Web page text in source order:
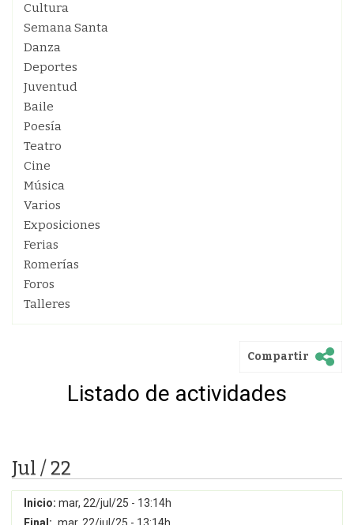
Cultura
Semana Santa
Danza
Deportes
Juventud
Baile
Poesía
Teatro
Cine
Música
Varios
Exposiciones
Ferias
Romerías
Foros
Talleres
Compartir
Listado de actividades
Jul / 22
Inicio: mar, 22/jul/25 - 13:14h